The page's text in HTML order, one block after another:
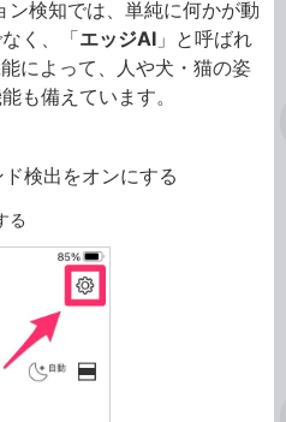
検知では、単純に何かが動
く、「エッジAI 」と呼ばれ
によって、人や犬・猫の姿
も備えています。
検出をオンにする
る